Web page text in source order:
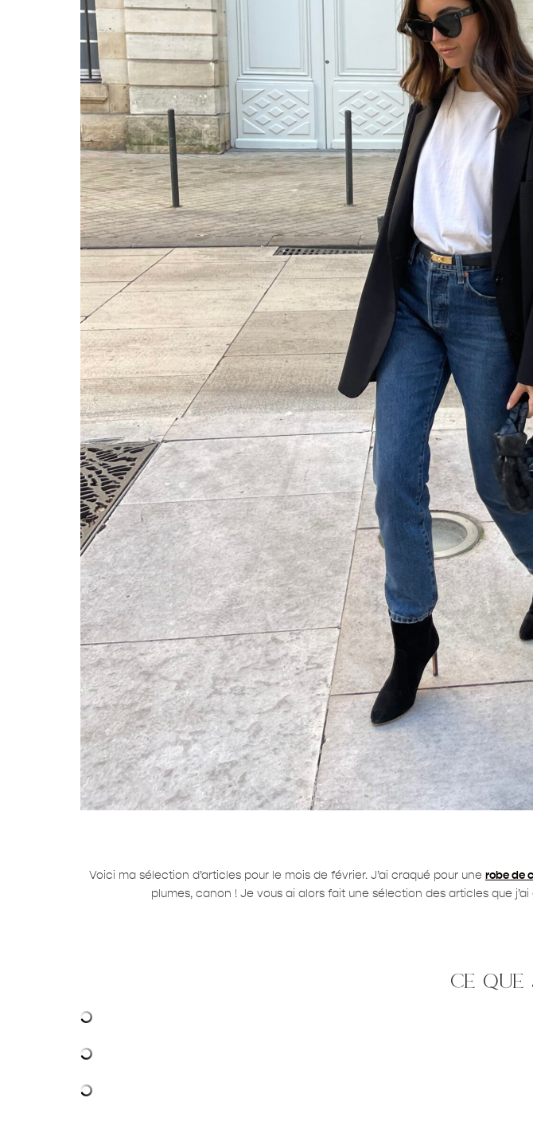
Voici ma sélection d’articles pour le mois de février. J’ai craqué pour une robe de
plumes, canon ! Je vous ai alors fait une sélection des articles que
ce que